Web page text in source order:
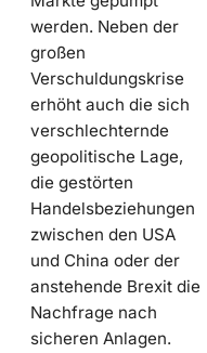
werden. Neben der
großen
Verschuldungskrise
erhöht auch die sich
verschlechternde
geopolitische Lage,
die gestörten
Handelsbeziehungen
zwischen den USA
und China oder der
anstehende Brexit die
Nachfrage nach
sicheren Anlagen.